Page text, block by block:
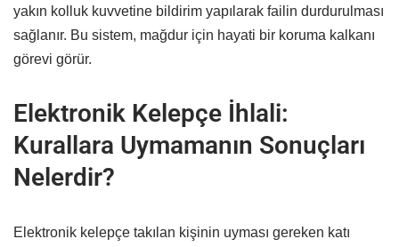
yakın kolluk kuvvetine bildirim yapılarak failin durdurulması
sağlanır. Bu sistem, mağdur için hayati bir koruma kalkanı
görevi görür.
Elektronik Kelepçe İhlali:
Kurallara Uymamanın Sonuçları
Nelerdir?
Elektronik kelepçe takılan kişinin uyması gereken katı